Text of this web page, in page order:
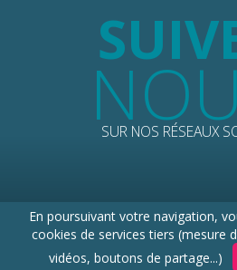
SUR NOS RÉSEAUX
© 2026 PERCHE
Mentions légales
Données
En poursuivant votre navigation,
cookies de services tiers (mesure
vidéos, boutons de partage...)